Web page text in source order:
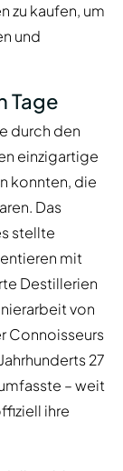
zu kaufen, um
und
Tage
durch den
einzigartige
konnten, die
Das
stellte
mit
Destillerien
von
Connoisseurs
27
– weit
ihre